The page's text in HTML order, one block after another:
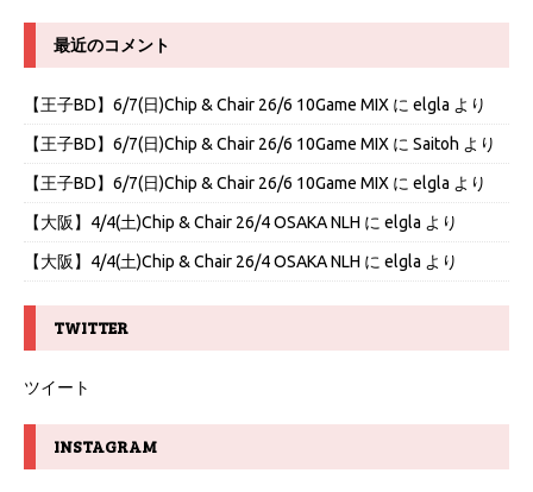
最近のコメント
【王子BD】6/7(日)Chip & Chair 26/6 10Game MIX に elgla より
【王子BD】6/7(日)Chip & Chair 26/6 10Game MIX に Saitoh より
【王子BD】6/7(日)Chip & Chair 26/6 10Game MIX に elgla より
【大阪】4/4(土)Chip & Chair 26/4 OSAKA NLH に elgla より
【大阪】4/4(土)Chip & Chair 26/4 OSAKA NLH に elgla より
TWITTER
ツイート
INSTAGRAM